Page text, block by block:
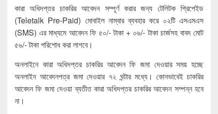
কারা অধিদপ্তর চাকরির আবেদন সম্পূর্ণ করার জন্য টেলিটক প্রিপেইড
(Teletalk Pre-Paid) মোবাইল নাম্বার ব্যবহার করে ০২টি এসএমএস
(SMS) এর মাধ্যমে আবেদন ফি ৫০/- টাকা + ০৬/- টাকা চার্জসহ বাবদ মোট
৫৬/- টাকা পরিশোধ করা লাগবে।
অনলাইনে কারা অধিদপ্তর চাকরির আবেদন ফি জমা দেওয়ার সময় হচ্ছে
অনলাইন আবেদনপত্র জমা দেওয়ার ৭২ ঘন্টার মধ্যে। কোনভাবেই চাকরির
আবেদন ফি জমা দেওয়া ব্যতীত কারা অধিদপ্তর চাকরির আবেদন সম্পন্ন হবে
না।